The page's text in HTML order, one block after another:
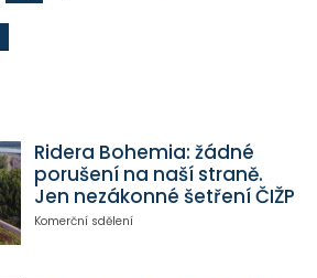
Ridera Bohemia: žádné
porušení na naší straně.
Jen nezákonné šetření ČIŽP
Komerční sdělení